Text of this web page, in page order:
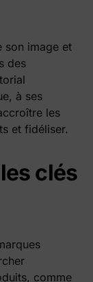
son image et
des
à ses
les
et fidéliser.
clés
comme